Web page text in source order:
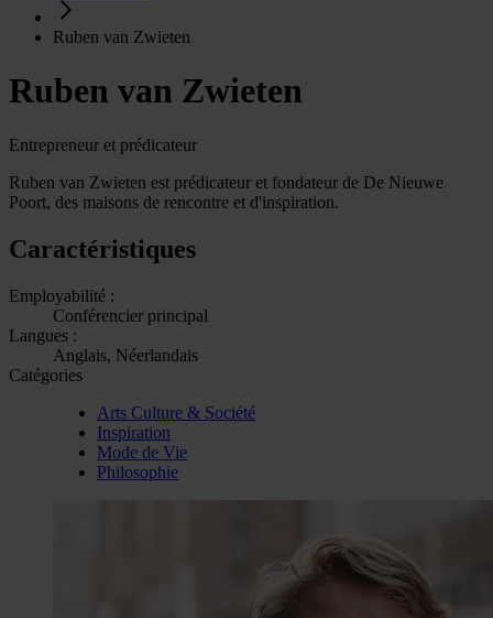
Ruben van Zwieten
Ruben van Zwieten
Entrepreneur et prédicateur
Ruben van Zwieten est prédicateur et fondateur de De Nieuwe
Poort, des maisons de rencontre et d'inspiration.
Caractéristiques
Employabilité :
Conférencier principal
Langues :
Anglais, Néerlandais
Catégories
Arts Culture & Société
Inspiration
Mode de Vie
Philosophie